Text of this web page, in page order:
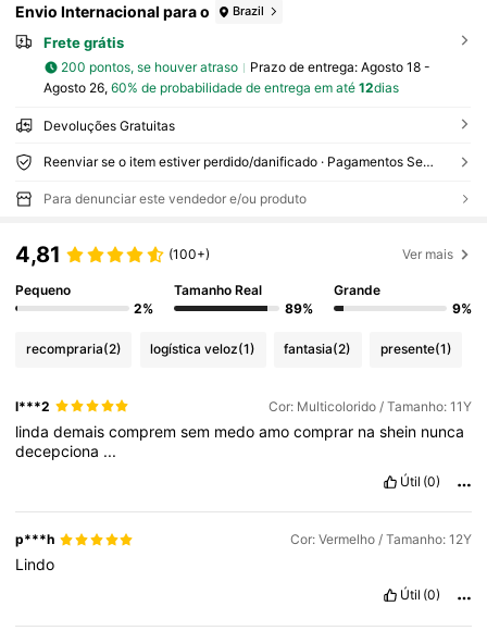
Envio Internacional para o Brazil
Frete grátis
200 pontos, se houver atraso Prazo de entrega: Agosto 18 -
Agosto 26, 60% de probabilidade de entrega em até 12dias
Devoluções Gratuitas
Reenviar se o item estiver perdido/danificado · Pagamentos Seguros · Proteção de privacidade
Para denunciar este vendedor e/ou produto
4,81 (100+) Ver mais
Pequeno
2%
Tamanho Real
89%
Grande
9%
recompraria(2) logística veloz(1) fantasia(2) presente(1)
l***2 Cor: Multicolorido / Tamanho: 11Y
lindademaiscompremsem medoamocomprar nashein nunca
decepciona ...
Útil (0)
p***h Cor: Vermelho / Tamanho: 12Y
Lindo
Útil (0)